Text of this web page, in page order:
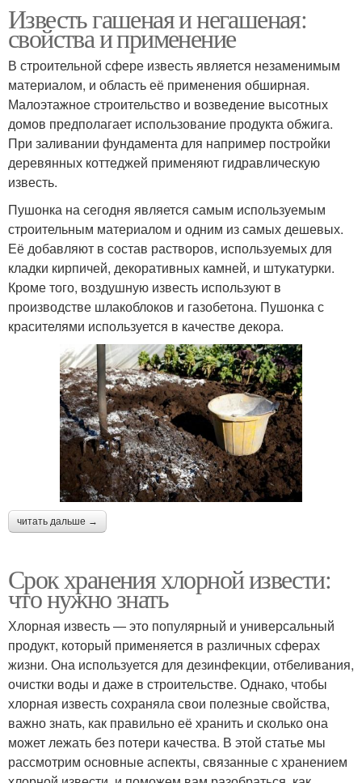
Известь гашеная и негашеная:
свойства и применение
В строительной сфере известь является незаменимым
материалом, и область её применения обширная.
Малоэтажное строительство и возведение высотных
домов предполагает использование продукта обжига.
При заливании фундамента для например постройки
деревянных коттеджей применяют гидравлическую
известь.
Пушонка на сегодня является самым используемым
строительным материалом и одним из самых дешевых.
Её добавляют в состав растворов, используемых для
кладки кирпичей, декоративных камней, и штукатурки.
Кроме того, воздушную известь используют в
производстве шлакоблоков и газобетона. Пушонка с
красителями используется в качестве декора.
читать дальше →
Срок хранения хлорной извести:
что нужно знать
Хлорная известь — это популярный и универсальный
продукт, который применяется в различных сферах
жизни. Она используется для дезинфекции, отбеливания,
очистки воды и даже в строительстве. Однако, чтобы
хлорная известь сохраняла свои полезные свойства,
важно знать, как правильно её хранить и сколько она
может лежать без потери качества. В этой статье мы
рассмотрим основные аспекты, связанные с хранением